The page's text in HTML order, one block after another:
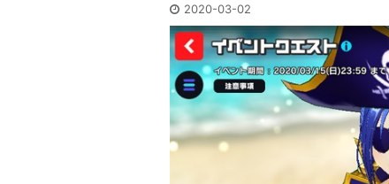
2020-03-02